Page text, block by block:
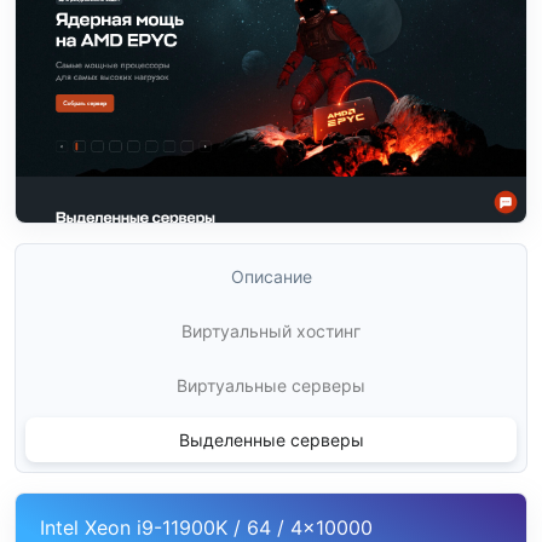
Описание
Виртуальный хостинг
Виртуальные серверы
Выделенные серверы
Intel Xeon i9-11900K / 64 / 4x10000